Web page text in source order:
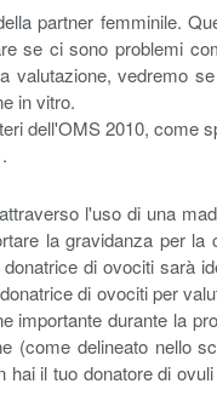
partner femminile.
se ci sono problemi
vedremo
in vitro.
dell'OMS 2010, come
l'uso di una
la gravidanza per
di ovociti sarà
di ovociti per
durante la
delineato nello
il tuo donatore di